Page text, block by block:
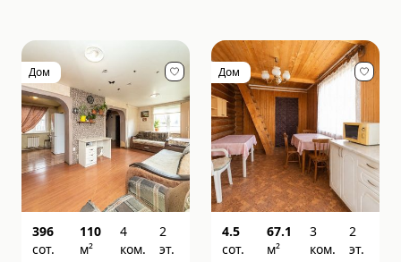
Дом
396
сот.
110
м²
4
ком.
2
эт.
Дом
4.5
сот.
67.1
м²
3
ком.
2
эт.